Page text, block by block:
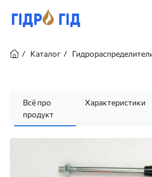
основному
навигации
Каталог
Всё про
продукт
Характеристики